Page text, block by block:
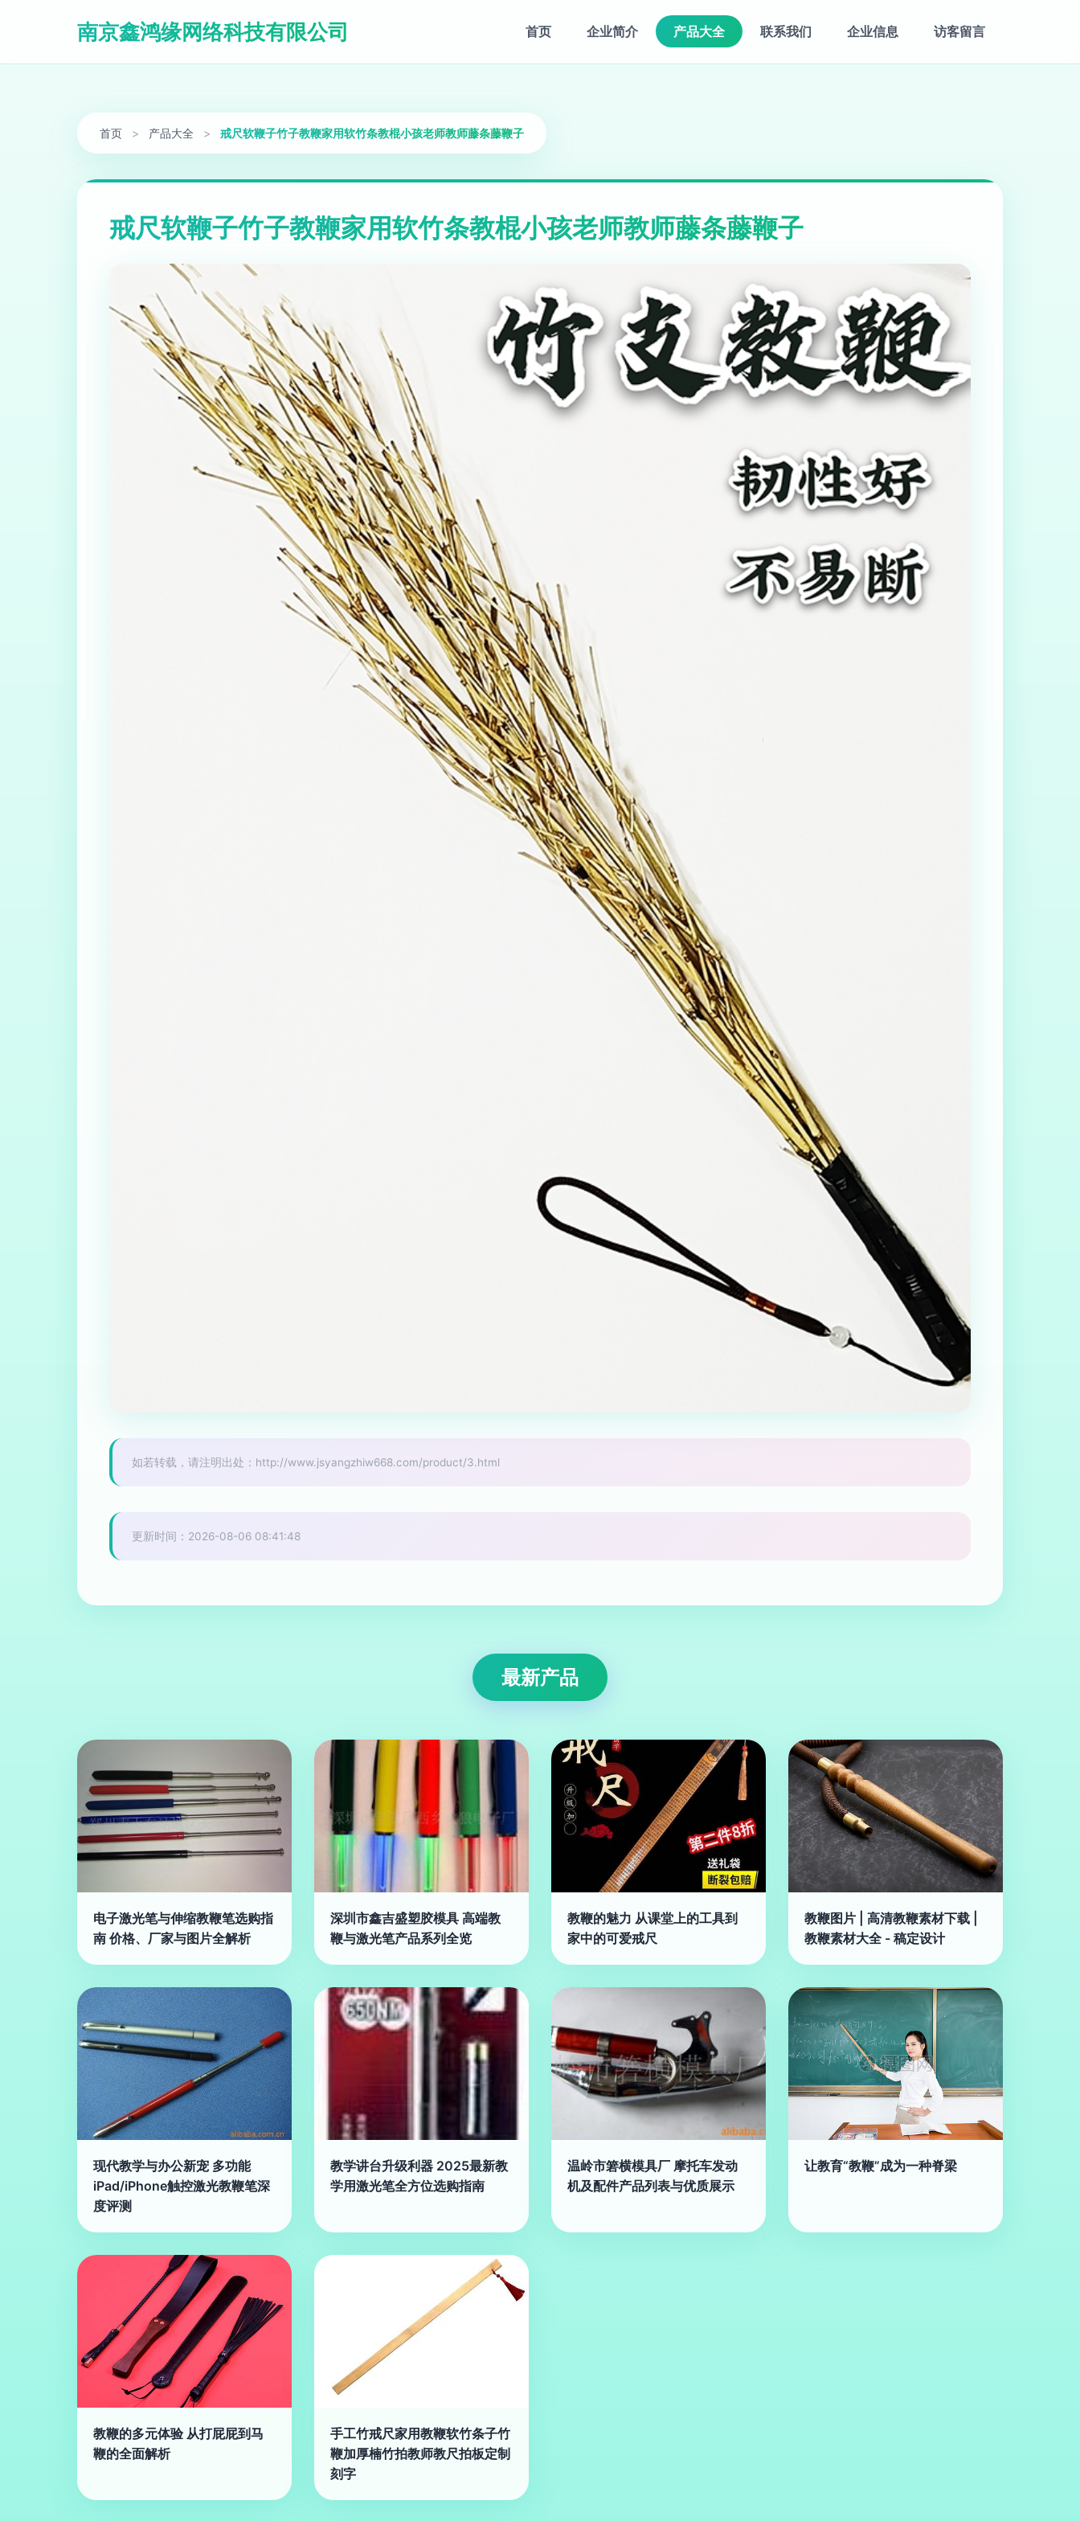
南京鑫鸿缘网络科技有限公司 首页 企业简介 产品大全 联系我们 企业信息 访客留言
首页 > 产品大全 > 戒尺软鞭子竹子教鞭家用软竹条教棍小孩老师教师藤条藤鞭子
戒尺软鞭子竹子教鞭家用软竹条教棍小孩老师教师藤条藤鞭子
如若转载，请注明出处：http://www.jsyangzhiw668.com/product/3.html
更新时间：2026-08-06 08:41:48
最新产品
电子激光笔与伸缩教鞭笔选购指
南 价格、厂家与图片全解析
深圳市鑫吉盛塑胶模具 高端教
鞭与激光笔产品系列全览
教鞭的魅力 从课堂上的工具到
家中的可爱戒尺
教鞭图片 | 高清教鞭素材下载 |
教鞭素材大全 - 稿定设计
现代教学与办公新宠 多功能
iPad/iPhone触控激光教鞭笔深
度评测
教学讲台升级利器 2025最新教
学用激光笔全方位选购指南
温岭市箬横模具厂 摩托车发动
机及配件产品列表与优质展示
让教育“教鞭”成为一种脊梁
教鞭的多元体验 从打屁屁到马
鞭的全面解析
手工竹戒尺家用教鞭软竹条子竹
鞭加厚楠竹拍教师教尺拍板定制
刻字